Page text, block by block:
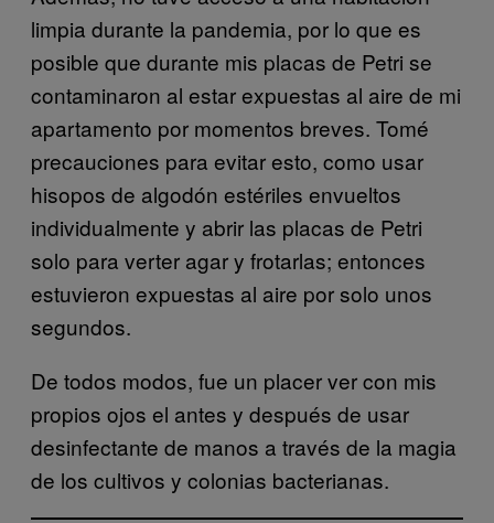
limpia durante la pandemia, por lo que es
posible que durante mis placas de Petri se
contaminaron al estar expuestas al aire de mi
apartamento por momentos breves. Tomé
precauciones para evitar esto, como usar
hisopos de algodón estériles envueltos
individualmente y abrir las placas de Petri
solo para verter agar y frotarlas; entonces
estuvieron expuestas al aire por solo unos
segundos.
De todos modos, fue un placer ver con mis
propios ojos el antes y después de usar
desinfectante de manos a través de la magia
de los cultivos y colonias bacterianas.